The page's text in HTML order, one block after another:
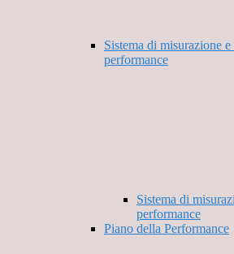
Sistema di misurazione
performance
Sistema di
performance
Piano della Performance